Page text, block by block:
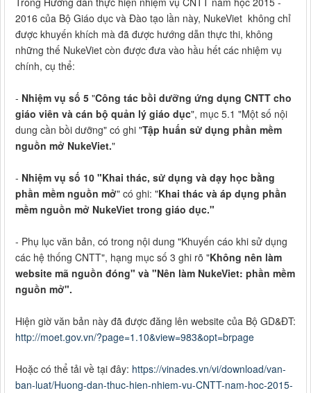
2016 của Bộ Giáo dục và Đào tạo lần này, NukeViet không chỉ
được khuyến khích mà đã được hướng dẫn thực thi, không
những thế NukeViet còn được đưa vào hầu hết các nhiệm vụ
chính, cụ thể:
- Nhiệm vụ số 5 "Công tác bồi dưỡng ứng dụng CNTT cho
giáo viên và cán bộ quản lý giáo dục", mục 5.1 "Một số nội
dung cần bồi dưỡng" có ghi "Tập huấn sử dụng phần mềm
nguồn mở NukeViet."
- Nhiệm vụ số 10 "Khai thác, sử dụng và dạy học bằng
phần mềm nguồn mở" có ghi: "Khai thác và áp dụng phần
mềm nguồn mở NukeViet trong giáo dục."
- Phụ lục văn bản, có trong nội dung "Khuyến cáo khi sử dụng
các hệ thống CNTT", hạng mục số 3 ghi rõ "Không nên làm
website mã nguồn đóng" và "Nên làm NukeViet: phần mềm
nguồn mở".
Hiện giờ văn bản này đã được đăng lên website của Bộ GD&ĐT:
http://moet.gov.vn/?page=1.10&view=983&opt=brpage
Hoặc có thể tải về tại đây: https://vinades.vn/vi/download/van-
ban-luat/Huong-dan-thuc-hien-nhiem-vu-CNTT-nam-hoc-2015-